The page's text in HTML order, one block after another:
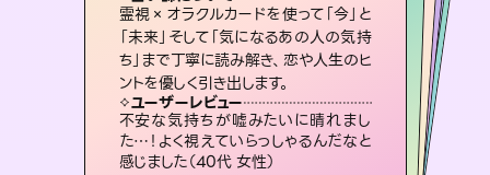
霊視×オラクルカードを使って「今」と
「未来」そして「気になるあの人の気持
ち」まで丁寧に読み解き、恋や人生のヒ
ントを優しく引き出します。
ユーザーレビュー
不安な気持ちが嘘みたいに晴れまし
た…！よく視えていらっしゃるんだなと
感じました（40代 女性）
3,700年以上の歴史を持つ東洋最古の
占術「易占」で詳細まで占い、幸せへ向
かう道筋を示します。厳しい結果にも具
体的な対策をお伝えします。
ユーザーレビュー
複雑な背景もしっかり聞いて鑑定して
いただけました。気持ちが楽になりまし
た（50代 女性）
恋愛のお悩みの中でも特に「曖昧な関
係」の相談を得意としており、友達以上
恋人未満なお相手との今後や本音を丁
寧に読み解き恋愛成就へと導きます。
ユーザーレビュー
鑑定していただいてアドバイス通りに行
動すると仲が復活してきました。ありが
とうございました（40代 女性）
未来には何パターンもの選択肢があります。不安で視えにくくなっているあなたの素敵な未来を見つけ、その未来を選択できるようアドバイスします。
ユーザーレビュー
職場の人の性質や人間関係、本心など
本当によく視えていてびっくり。対策が
打てて前向きになれます（40代）
復縁、恋愛、不倫の行方、同性愛や片
思い、仕事関係や借金問題まで知りた
いことや心の負担になっていることを
紐解き、背中をそっと押して導きます。
ユーザーレビュー
安心感のあり、言い切ってくれる所や濁
さない鑑定のおかげで、毎回自分の気
持ちを整えられます（30代 男性）
占い師について
連絡再開、復縁、成就などの報告実績
多数。セラピストとして2万超の施術経
験があるからこそできる鑑定で、より良
い未来をサポートします。
ユーザーレビュー
とても心温まる鑑定でした。しかもこち
らは何も言っていないのに視えていらっ
しゃるんだなと驚きです（30代女性）